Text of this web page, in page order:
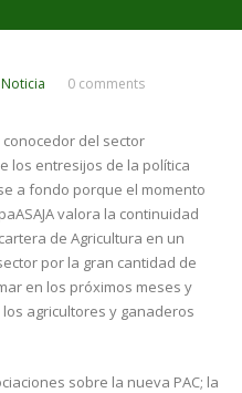
Noticia 0 comments
conocedor del sector
los entresijos de la política
a fondo porque el momento
valora la continuidad
de Agricultura en un
por la gran cantidad de
en los próximos meses y
agricultores y ganaderos
sobre la nueva PAC; la